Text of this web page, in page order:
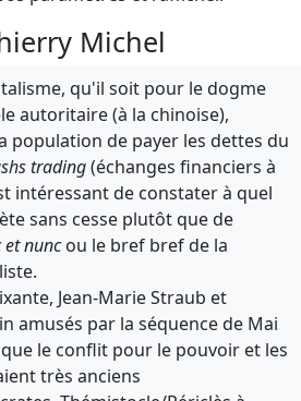
Michel
qu'il soit pour le dogme
autoritaire (à la chinoise),
population de payer les dettes du
trading(échanges financiers à
intéressant de constater à quel
sans cesse plutôt que de
et nuncou le bref bref de la
Jean-Marie Straub et
amusés par la séquence de Mai
le conflit pour le pouvoir et les
très anciens